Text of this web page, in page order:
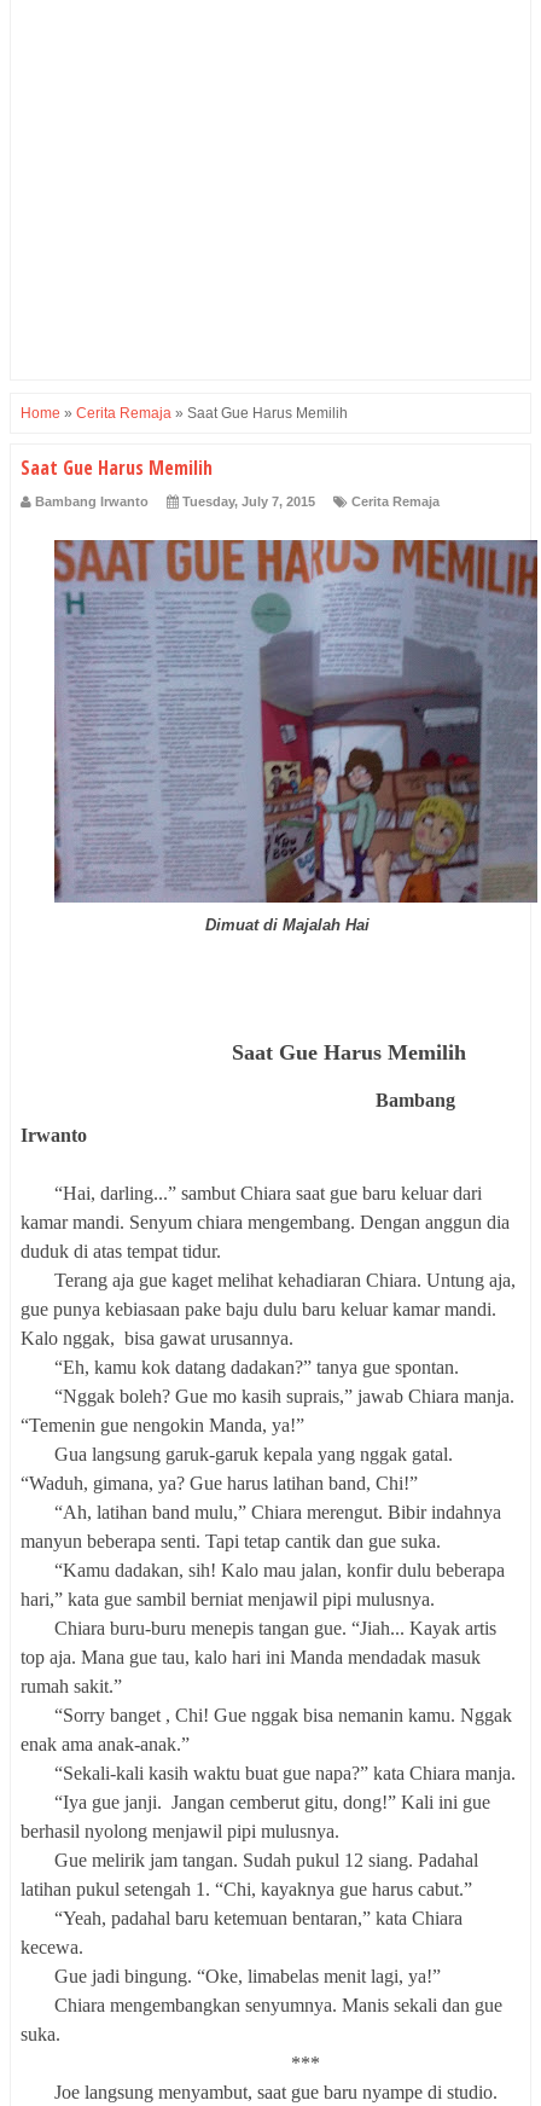
Home » Cerita Remaja » Saat Gue Harus Memilih
Saat Gue Harus Memilih
Bambang Irwanto Tuesday, July 7, 2015 Cerita Remaja
Dimuat di Majalah Hai
Saat Gue Harus Memilih
Bambang
Irwanto
“Hai, darling...” sambut Chiara saat gue baru keluar dari
kamar mandi. Senyum chiara mengembang. Dengan anggun dia
duduk di atas tempat tidur.
Terang aja gue kaget melihat kehadiaran Chiara. Untung aja,
gue punya kebiasaan pake baju dulu baru keluar kamar mandi.
Kalo nggak, bisa gawat urusannya.
“Eh, kamu kok datang dadakan?” tanya gue spontan.
“Nggak boleh? Gue mo kasih suprais,” jawab Chiara manja.
“Temenin gue nengokin Manda, ya!”
Gua langsung garuk-garuk kepala yang nggak gatal.
“Waduh, gimana, ya? Gue harus latihan band, Chi!”
“Ah, latihan band mulu,” Chiara merengut. Bibir indahnya
manyun beberapa senti. Tapi tetap cantik dan gue suka.
“Kamu dadakan, sih! Kalo mau jalan, konfir dulu beberapa
hari,” kata gue sambil berniat menjawil pipi mulusnya.
Chiara buru-buru menepis tangan gue. “Jiah... Kayak artis
top aja. Mana gue tau, kalo hari ini Manda mendadak masuk
rumah sakit.”
“Sorry banget , Chi! Gue nggak bisa nemanin kamu. Nggak
enak ama anak-anak.”
“Sekali-kali kasih waktu buat gue napa?” kata Chiara manja.
“Iya gue janji. Jangan cemberut gitu, dong!” Kali ini gue
berhasil nyolong menjawil pipi mulusnya.
Gue melirik jam tangan. Sudah pukul 12 siang. Padahal
latihan pukul setengah 1. “Chi, kayaknya gue harus cabut.”
“Yeah, padahal baru ketemuan bentaran,” kata Chiara
kecewa.
Gue jadi bingung. “Oke, limabelas menit lagi, ya!”
Chiara mengembangkan senyumnya. Manis sekali dan gue
suka.
***
Joe langsung menyambut, saat gue baru nyampe di studio.